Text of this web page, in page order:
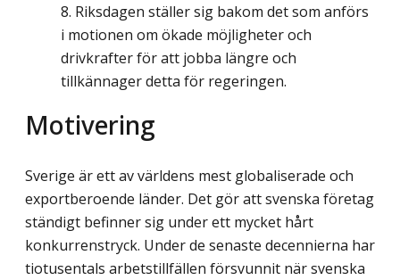
Riksdagen ställer sig bakom det som anförs
i motionen om ökade möjligheter och
drivkrafter för att jobba längre och
tillkännager detta för regeringen.
Motivering
Sverige är ett av världens mest globaliserade och
exportberoende länder. Det gör att svenska företag
ständigt befinner sig under ett mycket hårt
konkurrenstryck. Under de senaste decennierna har
tiotusentals arbetstillfällen försvunnit när svenska